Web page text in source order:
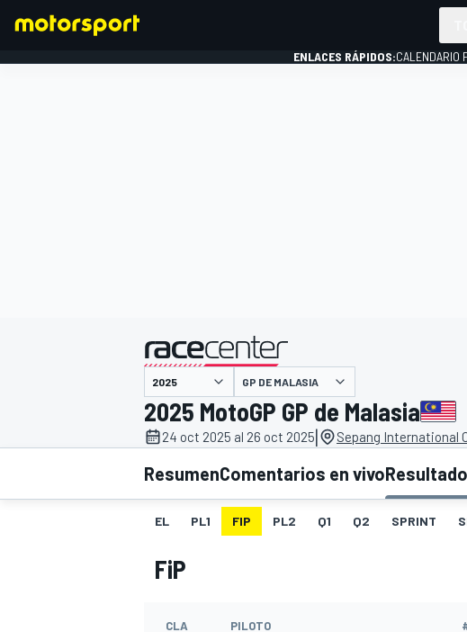
INDYCAR
ENLACES RÁPIDOS:CALENDARIO
presentado por
GP DE MALASIA
2025 MotoGP GP de Malasia
24 oct 2025 al 26 oct 2025| Sepang International
ResumenComentarios en vivo
EL PL1 FIP PL2 Q1 Q2 SPRINT
FiP
CLA PILOTO